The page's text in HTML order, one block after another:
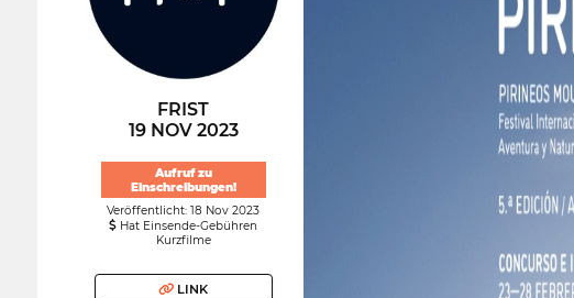
FRIST
19 NOV 2023
Aufruf zu
Einschreibungen!
Veröffentlicht: 18 Nov 2023
Hat Einsende-Gebühren
Kurzfilme
LINK